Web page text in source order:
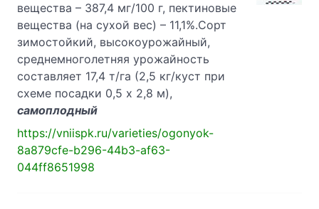
вещества – 387,4 мг/100 г, пектиновые
вещества (на сухой вес) – 11,1%.Сорт
зимостойкий, высокоурожайный,
среднемноголетняя урожайность
составляет 17,4 т/га (2,5 кг/куст при
схеме посадки 0,5 х 2,8 м),
самоплодный
https://vniispk.ru/varieties/ogonyok-
8a879cfe-b296-44b3-af63-
044ff8651998